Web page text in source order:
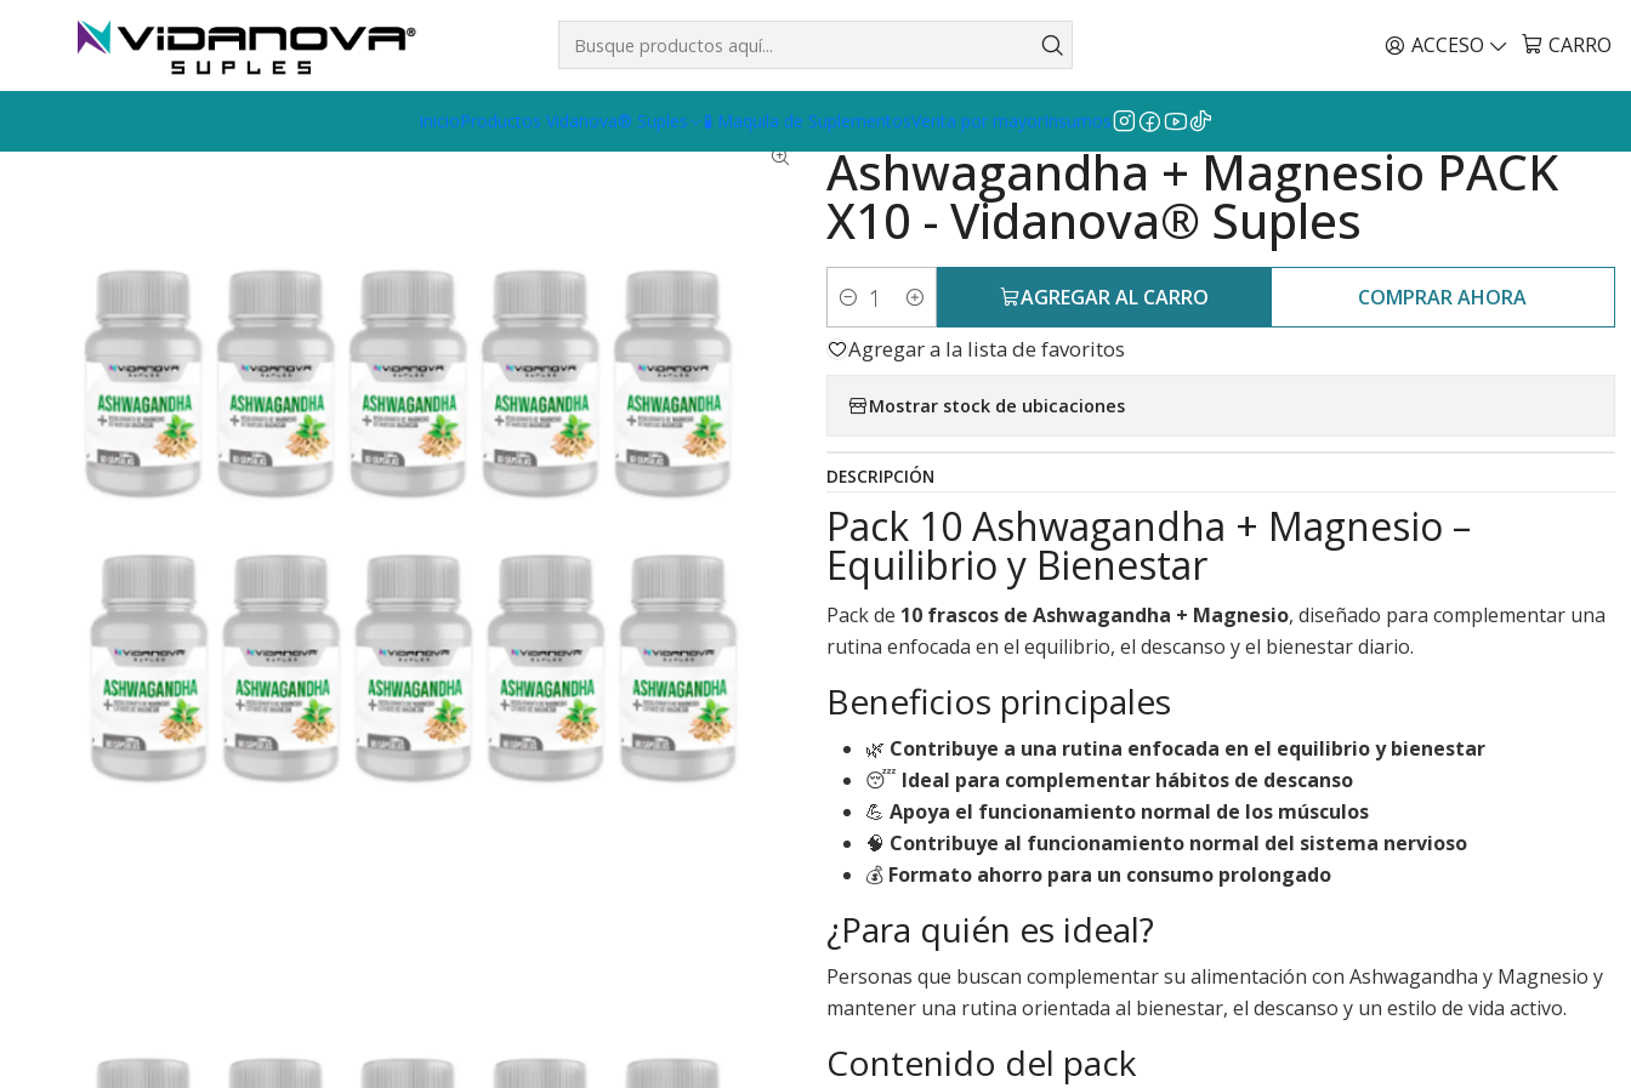
ACCESO CARRO
InicioProductos Vidanova® Suples 🧪 Maquila de SuplementosVenta por mayorInsumos
Productos Vidanova® Suples Ashwagandha + Magnesio PACK X10 - Vidanova® Suples
|
Ashwagandha + Magnesio PACK
X10 - Vidanova® Suples
Cantidad AGREGAR AL CARRO COMPRAR AHORA
Agregar a la lista de favoritos
Mostrar stock de ubicaciones
DESCRIPCIÓN
Pack 10 Ashwagandha + Magnesio –
Equilibrio y Bienestar
Pack de 10 frascos de Ashwagandha + Magnesio, diseñado para complementar una
rutina enfocada en el equilibrio, el descanso y el bienestar diario.
Beneficios principales
🌿 Contribuye a una rutina enfocada en el equilibrio y bienestar
😴 Ideal para complementar hábitos de descanso
💪 Apoya el funcionamiento normal de los músculos
🧠 Contribuye al funcionamiento normal del sistema nervioso
💰 Formato ahorro para un consumo prolongado
¿Para quién es ideal?
Personas que buscan complementar su alimentación con Ashwagandha y Magnesio y
mantener una rutina orientada al bienestar, el descanso y un estilo de vida activo.
Contenido del pack